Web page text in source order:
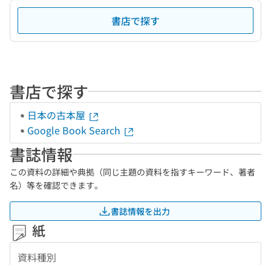
書店で探す
書店で探す
日本の古本屋
Google Book Search
書誌情報
この資料の詳細や典拠（同じ主題の資料を指すキーワード、著者
名）等を確認できます。
書誌情報を出力
紙
資料種別